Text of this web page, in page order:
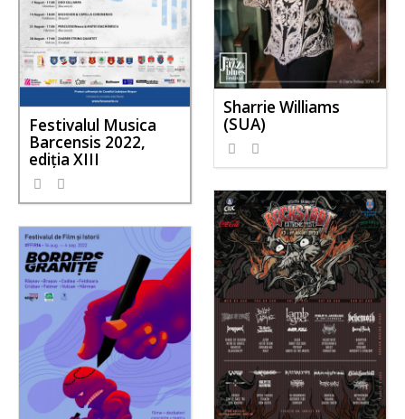
Sharrie Williams
(SUA)
648
Festivalul Musica
Barcensis 2022,
ediţia XIII
1530